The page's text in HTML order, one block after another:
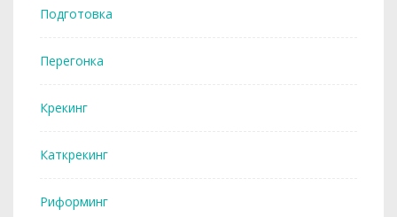
Подготовка
Перегонка
Крекинг
Каткрекинг
Риформинг